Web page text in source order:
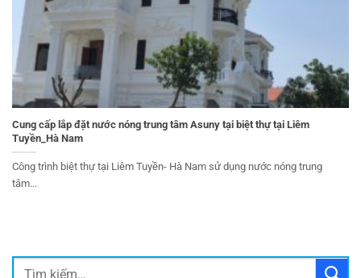
Cung cấp lắp đặt nước nóng trung tâm Asuny tại biệt thự tại Liêm
Tuyền_Hà Nam
Công trình biệt thự tại Liêm Tuyền- Hà Nam sử dụng nước nóng trung
tâm...